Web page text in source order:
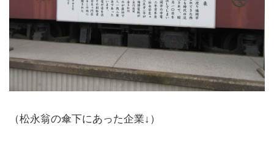
（松永翁の傘下にあった企業↓）